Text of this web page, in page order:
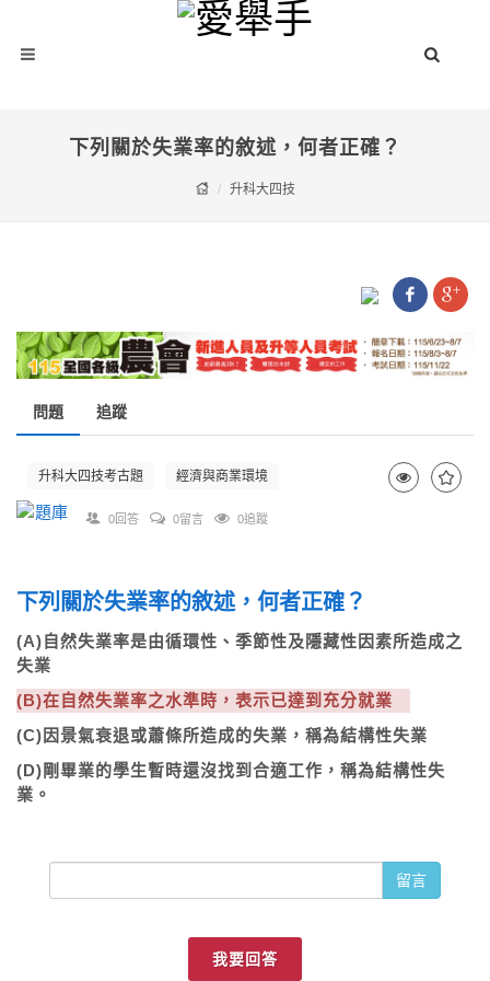
下列關於失業率的敘述，何者正確？
升科大四技
問題 追蹤
升科大四技考古題 經濟與商業環境
0回答 0留言 0追蹤
下列關於失業率的敘述，何者正確？
(A)自然失業率是由循環性、季節性及隱藏性因素所造成之
失業
(B)在自然失業率之水準時，表示已達到充分就業
(C)因景氣衰退或蕭條所造成的失業，稱為結構性失業
(D)剛畢業的學生暫時還沒找到合適工作，稱為結構性失
業。
留言
我要回答